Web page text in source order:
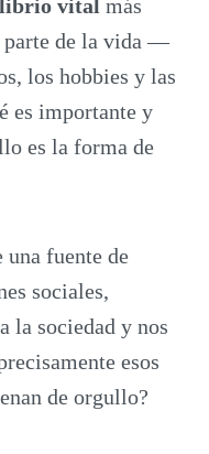
vital más
parte de la vida —
los hobbies y las
es importante y
es la forma de
una fuente de
sociales,
la sociedad y nos
esos
de orgullo?